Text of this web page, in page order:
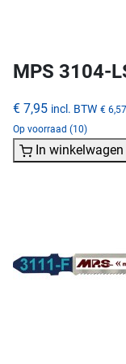
MPS 3104-
€ 7,95 incl. BTW € 6,57
Op voorraad (10)
In winkelwagen